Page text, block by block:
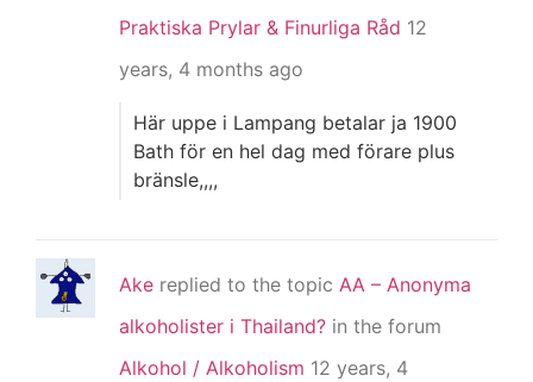
Praktiska Prylar & Finurliga Råd 12
years, 4 months ago
Här uppe i Lampang betalar ja 1900
Bath för en hel dag med förare plus
bränsle,,,,
Ake replied to the topic AA – Anonyma
alkoholister i Thailand? in the forum
Alkohol / Alkoholism 12 years, 4